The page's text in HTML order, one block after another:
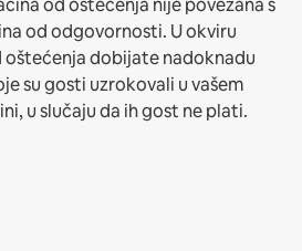
od oštećenja nije povezana s
od odgovornosti. U okviru
dobijate nadoknadu
su gosti uzrokovali u vašem
u slučaju da ih gost ne plati.